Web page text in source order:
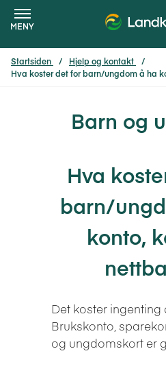
MENY
Startsiden
Hjelp og kontakt
Hva koster det for barn/ungdom å ha
Barn og
Hva
barn/
konto,
Det koster ingenting
Brukskonto,
og ungdomskort er